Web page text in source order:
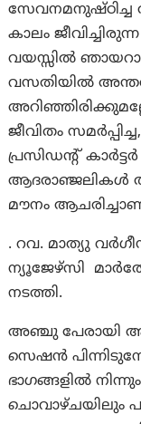
കാലം
വയസ്സിൽ
വസതിയിൽ
ജീവിതം
പ്രസിഡന്റ്
ആദരാഞ്ജലികൾ
മൗനം
. റവ. മാത്യു
ന്യൂജേഴ്‌സി
നടത്തി.
അഞ്ചു പേരായി
സെഷൻ
ഭാഗങ്ങളിൽ
ചൊവാഴ്ചയിലും